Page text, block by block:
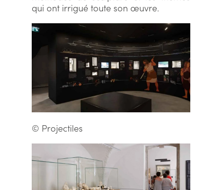
qui ont irrigué toute son œuvre.
© Projectiles